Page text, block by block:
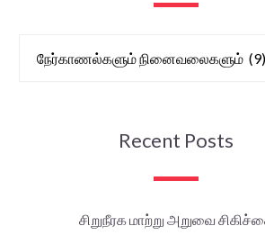
Recent Posts
சிறுநீரக மாற்று அறுவை